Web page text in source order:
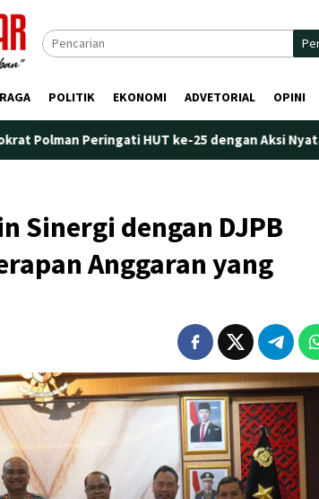
POLITIK EKONOMI ADVETORIAL OPINI
HUT ke-25 dengan Aksi Nyata di Pantai
Sinergi dengan DJPB
Anggaran yang